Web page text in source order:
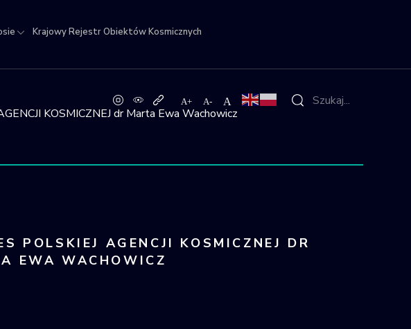
Krajowy Rejestr Obiektów Kosmicznych
KOSMICZNEJ dr Marta Ewa Wachowicz
POLSKIEJ AGENCJI KOSMICZNEJ DR
EWA WACHOWICZ